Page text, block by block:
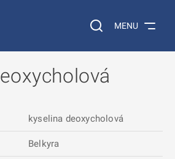
Vyhledávání na
MENU
kyselina deoxycholová
Belkyra